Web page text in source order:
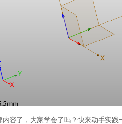
容了，大家学会了吗？快来动手实践